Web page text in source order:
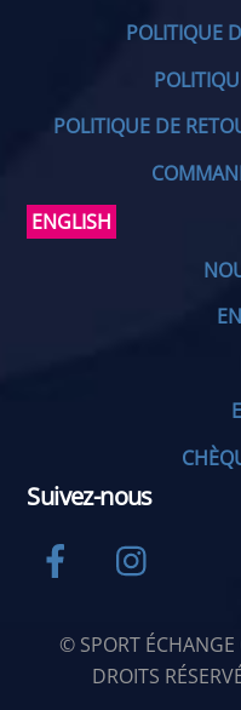
POLITIQUE
POLITIQUE DE
ENGLISH
Suivez-nous
Facebook
© SPORT
DROITS